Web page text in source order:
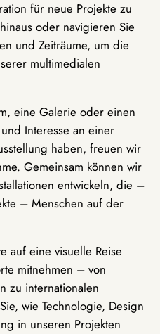
für neue Projekte zu
oder navigieren Sie
und Zeiträume, um die
multimedialen
eine Galerie oder einen
Interesse an einer
haben, freuen wir
Gemeinsam können wir
entwickeln, die –
– Menschen auf der
auf eine visuelle Reise
mitnehmen – von
zu internationalen
wie Technologie, Design
in unseren Projekten